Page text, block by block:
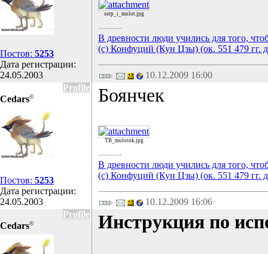
Постов: 5253
Дата регистрации:
24.05.2003
serp_i_molot.jpg
--------
В древности люди учились для того,
(с) Конфуций (Кун Цзы) (ок. 551 479 гг.
10.12.2009 16:00
Profile
Cedars©
Постов: 5253
Дата регистрации:
24.05.2003
Боянчек
TB_molotok.jpg
--------
В древности люди учились для того,
(с) Конфуций (Кун Цзы) (ок. 551 479 гг.
10.12.2009 16:06
Profile
Cedars© Инструкция по